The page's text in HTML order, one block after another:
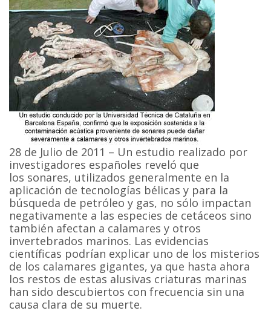
28 de Julio de 2011 – Un estudio realizado por
investigadores españoles reveló que
los sonares, utilizados generalmente en la
aplicación de tecnologías bélicas y para la
búsqueda de petróleo y gas, no sólo impactan
negativamente a las especies de cetáceos sino
también afectan a calamares y otros
invertebrados marinos. Las evidencias
científicas podrían explicar uno de los misterios
de los calamares gigantes, ya que hasta ahora
los restos de estas alusivas criaturas marinas
han sido descubiertos con frecuencia sin una
causa clara de su muerte.